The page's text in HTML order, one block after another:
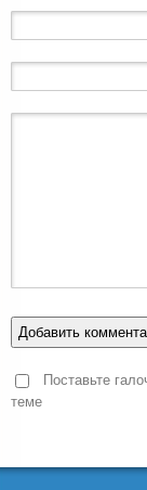
Поставьте
теме